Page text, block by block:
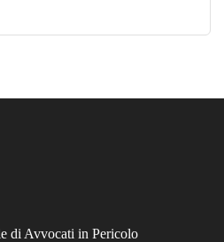
di Avvocati in Pericolo